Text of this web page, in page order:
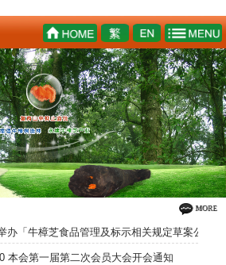
办「牛樟芝食品管理及标示相关规定草案公听
本会第一届第二次会员大会开会通知